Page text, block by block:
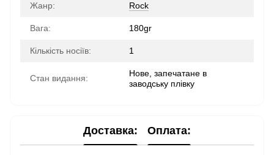
Жанр: Rock
Вага: 180gr
Кількість носіїв: 1
Стан видання:
Нове, запечатане в
заводську плівку
Доставка: Оплата: